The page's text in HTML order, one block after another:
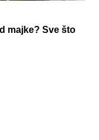
majke? Sve što